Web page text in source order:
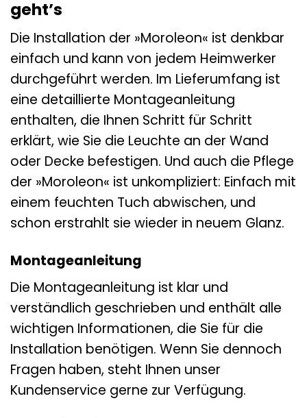
geht’s
Die Installation der »Moroleon« ist denkbar
einfach und kann von jedem Heimwerker
durchgeführt werden. Im Lieferumfang ist
eine detaillierte Montageanleitung
enthalten, die Ihnen Schritt für Schritt
erklärt, wie Sie die Leuchte an der Wand
oder Decke befestigen. Und auch die Pflege
der »Moroleon« ist unkompliziert: Einfach mit
einem feuchten Tuch abwischen, und
schon erstrahlt sie wieder in neuem Glanz.
Montageanleitung
Die Montageanleitung ist klar und
verständlich geschrieben und enthält alle
wichtigen Informationen, die Sie für die
Installation benötigen. Wenn Sie dennoch
Fragen haben, steht Ihnen unser
Kundenservice gerne zur Verfügung.